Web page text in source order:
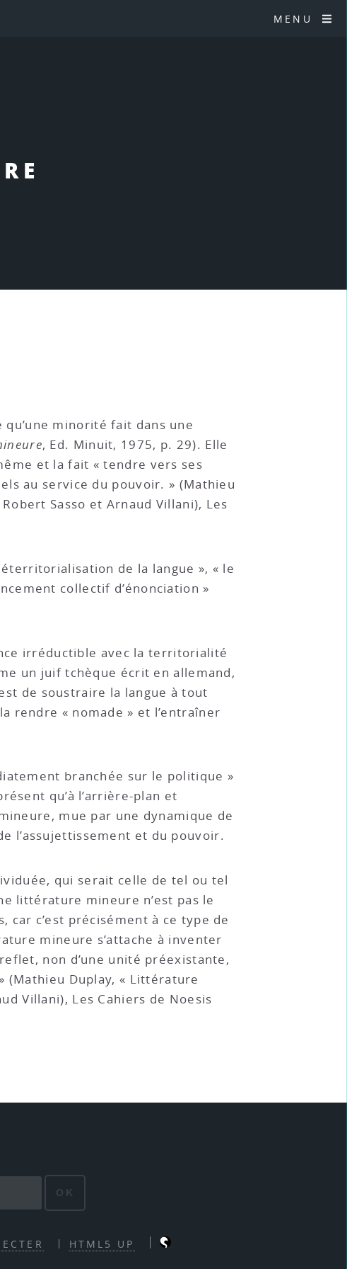
MENU
minorité fait dans une
, Ed. Minuit, 1975, p. 29). Elle
et la fait « tendre vers ses
au service du pouvoir. » (Mathieu
Sasso et Arnaud Villani), Les
de la langue », « le
collectif d’énonciation »
irréductible avec la territorialité
un juif tchèque écrit en allemand,
de soustraire la langue à tout
rendre « nomade » et l’entraîner
branchée sur le politique »
qu’à l’arrière-plan et
mue par une dynamique de
l’assujettissement et du pouvoir.
qui serait celle de tel ou tel
littérature mineure n’est pas le
c’est précisément à ce type de
mineure s’attache à inventer
non d’une unité préexistante,
(Mathieu Duplay, « Littérature
Villani), Les Cahiers de Noesis
OK
HTML5 UP